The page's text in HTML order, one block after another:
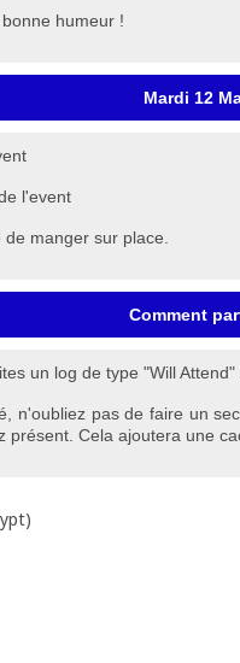
humeur !
Mardi 12
l'event
de manger sur place.
Comment
un log de type "Will Attend"
n'oubliez pas de faire un
présent. Cela ajoutera une
)